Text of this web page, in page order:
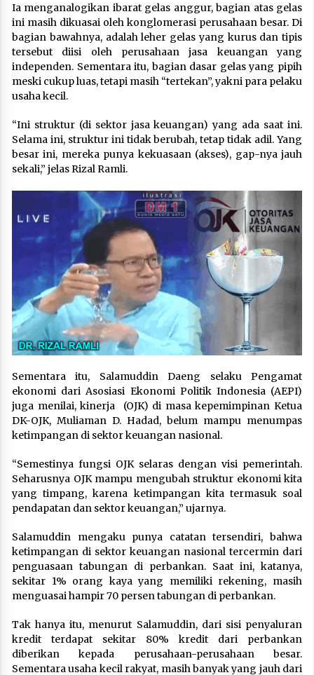
Ia menganalogikan ibarat gelas anggur, bagian atas gelas
ini masih dikuasai oleh konglomerasi perusahaan besar. Di
bagian bawahnya, adalah leher gelas yang kurus dan tipis
tersebut diisi oleh perusahaan jasa keuangan yang
independen. Sementara itu, bagian dasar gelas yang pipih
meski cukup luas, tetapi masih “tertekan”, yakni para pelaku
usaha kecil.
“Ini struktur (di sektor jasa keuangan) yang ada saat ini.
Selama ini, struktur ini tidak berubah, tetap tidak adil. Yang
besar ini, mereka punya kekuasaan (akses), gap-nya jauh
sekali,” jelas Rizal Ramli.
Sementara itu, Salamuddin Daeng selaku Pengamat
ekonomi dari Asosiasi Ekonomi Politik Indonesia (AEPI)
juga menilai, kinerja (OJK) di masa kepemimpinan Ketua
DK-OJK, Muliaman D. Hadad, belum mampu menumpas
ketimpangan di sektor keuangan nasional.
“Semestinya fungsi OJK selaras dengan visi pemerintah.
Seharusnya OJK mampu mengubah struktur ekonomi kita
yang timpang, karena ketimpangan kita termasuk soal
pendapatan dan sektor keuangan,” ujarnya.
Salamuddin mengaku punya catatan tersendiri, bahwa
ketimpangan di sektor keuangan nasional tercermin dari
penguasaan tabungan di perbankan. Saat ini, katanya,
sekitar 1% orang kaya yang memiliki rekening, masih
menguasai hampir 70 persen tabungan di perbankan.
Tak hanya itu, menurut Salamuddin, dari sisi penyaluran
kredit terdapat sekitar 80% kredit dari perbankan
diberikan kepada perusahaan-perusahaan besar.
Sementara usaha kecil rakyat, masih banyak yang jauh dari